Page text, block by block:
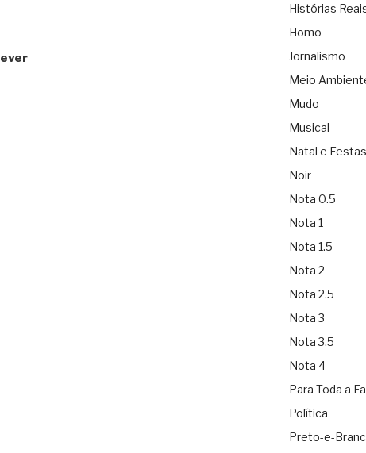
Histórias
Homo
Jornalismo
Meio
Mudo
Musical
Natal e Festas
Noir
Nota 0.5
Nota 1
Nota 1.5
Nota 2
Nota 2.5
Nota 3
Nota 3.5
Nota 4
Para Toda a
Política
Preto-e-